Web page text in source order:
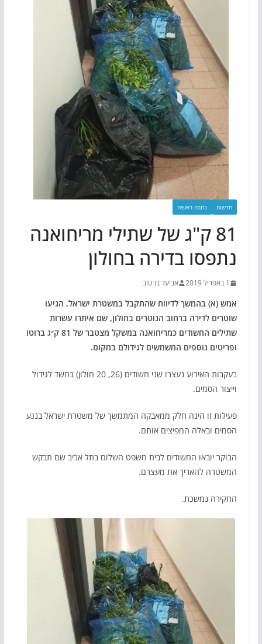
חדשות כתבה ראשית
81 ק"ג של שתילי מריחואנה
נתפסו בדירה בחולון
1 באפריל 2019 אביעד ברטוב
אמש (א) בהמשך לדיווח שהתקבל במשטרת ישראל, הגיעו
שוטרים לדירה ברחוב הנוטרים בחולון, שם איתרו עשרות
שתילים החשודים כמריחואנה במשקל מצטבר של 81 ק״ג ברוטו
ופריטים נוספים המשמשים לגידולם במקום.
בעקבות האירוע נעצרו שני חשודים (26, 20 חולון) בחשד לגידול
וייצור הסמים.
פעילות זו הינה חלק ממאבקה המתמשך של משטרת ישראל בנגע
הסמים ובאלה המפיצים אותם.
הבוקר יובאו החשודים לבית משפט השלום בתל אביב שם תבקש
המשטרה להאריך את מעצרם.
החקירה נמשכת.